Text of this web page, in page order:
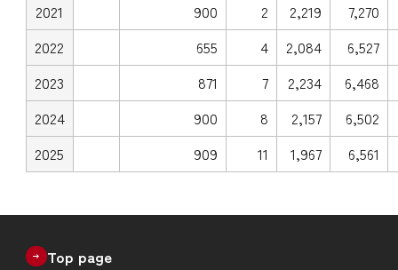
2021
900 2 2,219
7,270
2022
655 4 2,084
6,527
2023
871 7 2,234
6,468
2024
900 8 2,157
6,502
2025
909 11 1,967 6,561
Top page